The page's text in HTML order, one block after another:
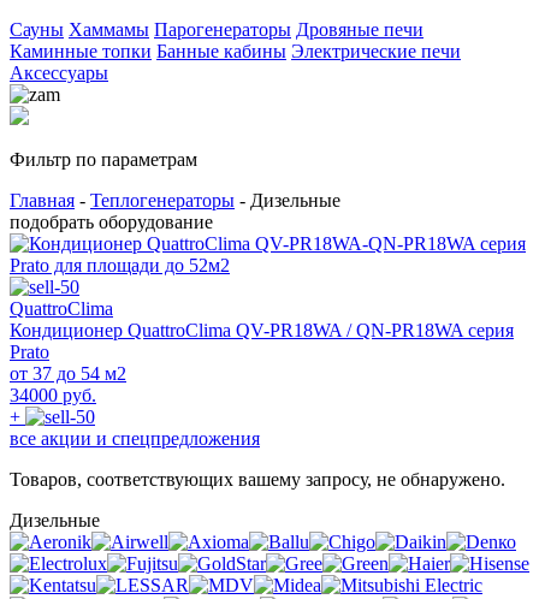
Сауны Хаммамы Парогенераторы Дровяные печи
Каминные топки Банные кабины Электрические печи
Аксессуары
Фильтр по параметрам
Главная - Теплогенераторы - Дизельные
подобрать оборудование
QuattroClima
Кондиционер QuattroClima QV-PR18WA / QN-PR18WA серия
Prato
от 37 до 54 м2
34000 руб.
+
все акции и спецпредложения
Товаров, соответствующих вашему запросу, не обнаружено.
Дизельные